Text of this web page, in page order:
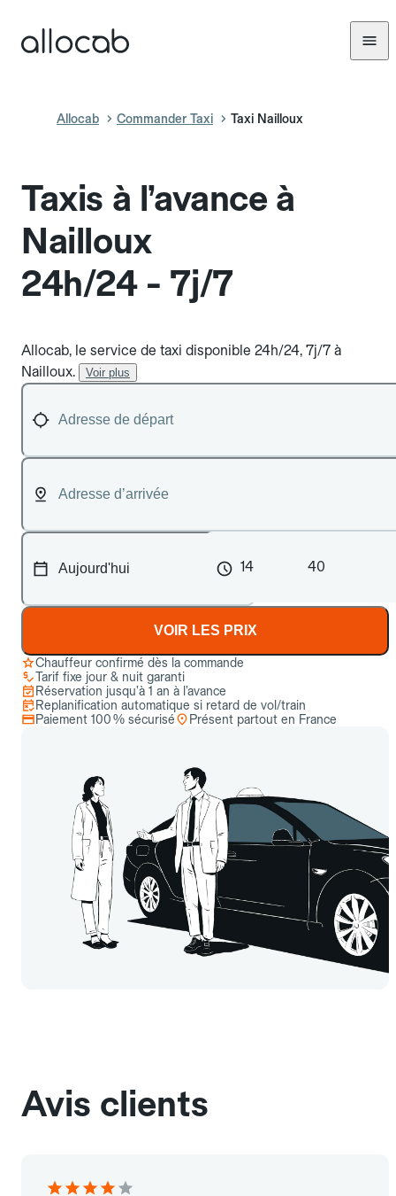
Allocab Commander Taxi Taxi Nailloux
Taxis à l’avance à
Nailloux
24h/24 - 7j/7
Allocab, le service de taxi disponible 24h/24, 7j/7 à
Nailloux.
Voir plus
14 40
VOIR LES PRIX
Chauffeur confirmé dès la commande
Tarif fixe jour & nuit garanti
Réservation jusqu’à 1 an à l’avance
Replanification automatique si retard de vol/train
Paiement 100 % sécurisé
Présent partout en France
Avis clients